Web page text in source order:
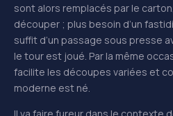
sont alors remplacés par le
découper ; plus besoin d’un
suffit d’un passage sous presse
le tour est joué. Par la même
facilite les découpes variées et
moderne est né.